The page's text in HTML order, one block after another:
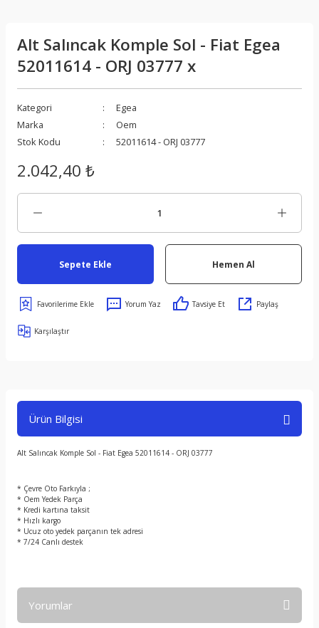
Alt Salıncak Komple Sol - Fiat Egea
52011614 - ORJ 03777 x
Kategori
Egea
Marka
Oem
Stok Kodu
52011614 - ORJ 03777
2.042,40 ₺
Sepete Ekle Hemen Al
Yorum Yaz Tavsiye Et Paylaş
Karşılaştır
Ürün Bilgisi
Alt Salıncak Komple Sol - Fiat Egea 52011614 - ORJ 03777
* Çevre Oto Farkıyla ;
* Oem Yedek Parça
* Kredi kartına taksit
* Hızlı kargo
* Ucuz oto yedek parçanın tek adresi
* 7/24 Canlı destek
Yorumlar